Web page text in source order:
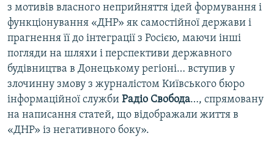
з мотивів власного неприйняття ідей формування і
функціонування «ДНР» як самостійної держави і
прагнення її до інтеграції з Росією, маючи інші
погляди на шляхи і перспективи державного
будівництва в Донецькому регіоні… вступив у
злочинну змову з журналістом Київського бюро
інформаційної служби Радіо Свобода…, спрямовану
на написання статей, що відображали життя в
«ДНР» із негативного боку».